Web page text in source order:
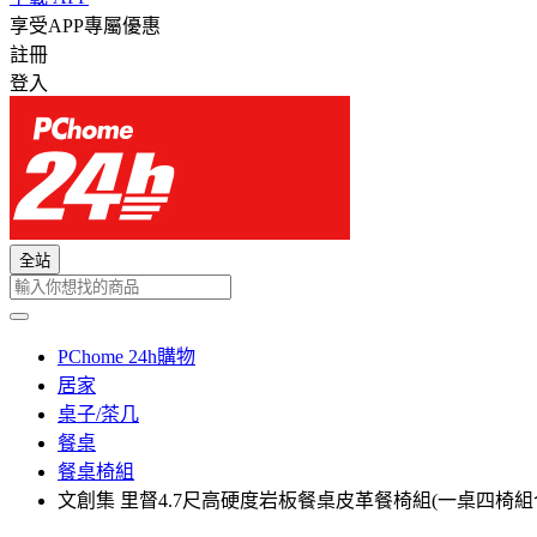
享受APP專屬優惠
註冊
登入
全站
PChome 24h購物
居家
桌子/茶几
餐桌
餐桌椅組
文創集 里督4.7尺高硬度岩板餐桌皮革餐椅組(一桌四椅組